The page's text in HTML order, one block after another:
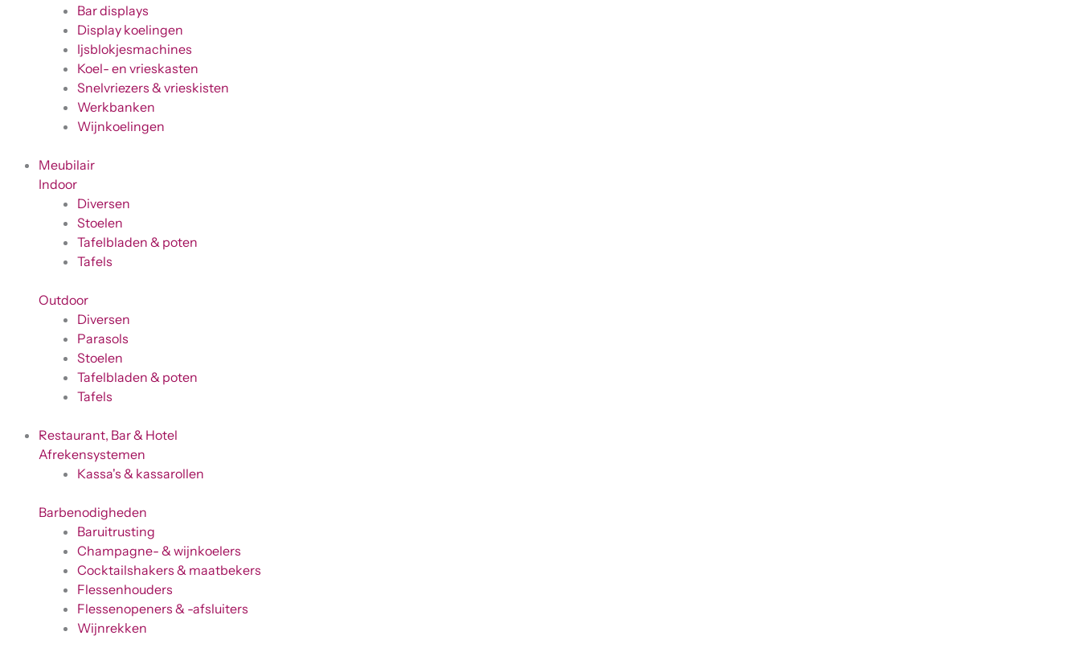
Bar displays
Display koelingen
Ijsblokjesmachines
Koel- en vrieskasten
Snelvriezers & vrieskisten
Werkbanken
Wijnkoelingen
Meubilair
Indoor
Diversen
Stoelen
Tafelbladen & poten
Tafels
Outdoor
Diversen
Parasols
Stoelen
Tafelbladen & poten
Tafels
Restaurant, Bar & Hotel
Afrekensystemen
Kassa's & kassarollen
Barbenodigheden
Baruitrusting
Champagne- & wijnkoelers
Cocktailshakers & maatbekers
Flessenhouders
Flessenopeners & -afsluiters
Wijnrekken